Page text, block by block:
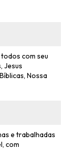
com seu
Jesus
Nossa
e trabalhadas
com